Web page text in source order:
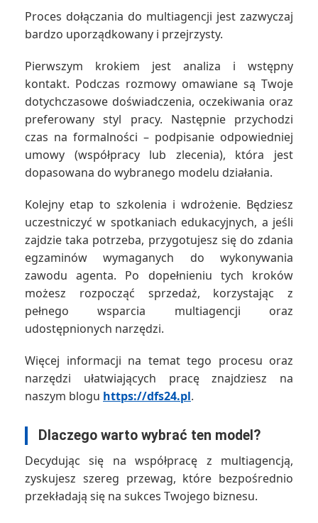
Proces dołączania do multiagencji jest zazwyczaj
bardzo uporządkowany i przejrzysty.
Pierwszym krokiem jest analiza i wstępny
kontakt. Podczas rozmowy omawiane są Twoje
dotychczasowe doświadczenia, oczekiwania oraz
preferowany styl pracy. Następnie przychodzi
czas na formalności – podpisanie odpowiedniej
umowy (współpracy lub zlecenia), która jest
dopasowana do wybranego modelu działania.
Kolejny etap to szkolenia i wdrożenie. Będziesz
uczestniczyć w spotkaniach edukacyjnych, a jeśli
zajdzie taka potrzeba, przygotujesz się do zdania
egzaminów wymaganych do wykonywania
zawodu agenta. Po dopełnieniu tych kroków
możesz rozpocząć sprzedaż, korzystając z
pełnego wsparcia multiagencji oraz
udostępnionych narzędzi.
Więcej informacji na temat tego procesu oraz
narzędzi ułatwiających pracę znajdziesz na
naszym blogu https://dfs24.pl.
Dlaczego warto wybrać ten model?
Decydując się na współpracę z multiagencją,
zyskujesz szereg przewag, które bezpośrednio
przekładają się na sukces Twojego biznesu.